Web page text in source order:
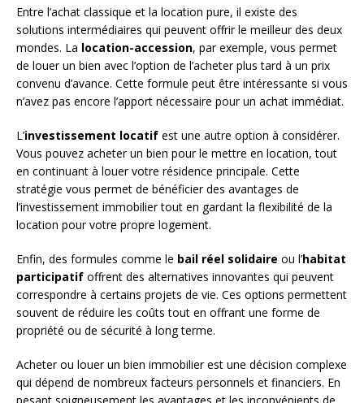
Entre l’achat classique et la location pure, il existe des
solutions intermédiaires qui peuvent offrir le meilleur des deux
mondes. La location-accession, par exemple, vous permet
de louer un bien avec l’option de l’acheter plus tard à un prix
convenu d’avance. Cette formule peut être intéressante si vous
n’avez pas encore l’apport nécessaire pour un achat immédiat.
L’investissement locatif est une autre option à considérer.
Vous pouvez acheter un bien pour le mettre en location, tout
en continuant à louer votre résidence principale. Cette
stratégie vous permet de bénéficier des avantages de
l’investissement immobilier tout en gardant la flexibilité de la
location pour votre propre logement.
Enfin, des formules comme le bail réel solidaire ou l’habitat
participatif offrent des alternatives innovantes qui peuvent
correspondre à certains projets de vie. Ces options permettent
souvent de réduire les coûts tout en offrant une forme de
propriété ou de sécurité à long terme.
Acheter ou louer un bien immobilier est une décision complexe
qui dépend de nombreux facteurs personnels et financiers. En